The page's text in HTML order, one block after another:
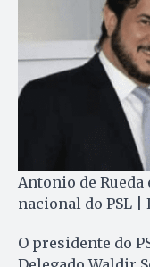
Antonio de
nacional do PSL |
O presidente do